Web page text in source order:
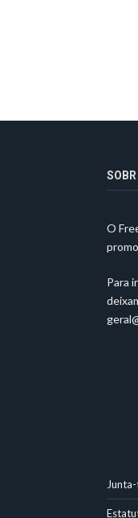
O
Para